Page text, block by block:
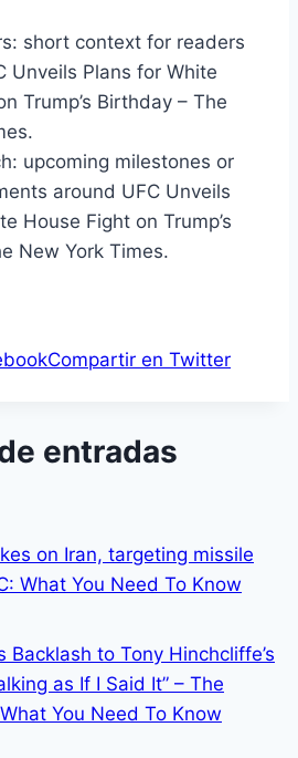
short context for readers
Unveils Plans for White
Trump’s Birthday – The
upcoming milestones or
around UFC Unveils
House Fight on Trump’s
New York Times.
Compartir en Twitter
entradas
on Iran, targeting missile
What You Need To Know
to Tony Hinchcliffe’s
as If I Said It” – The
You Need To Know